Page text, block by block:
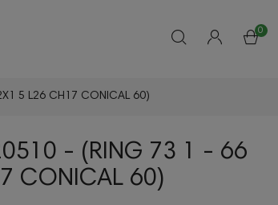
0
5 L26 CH17 CONICAL 60)
- (RING 73 1 - 66
CONICAL 60)